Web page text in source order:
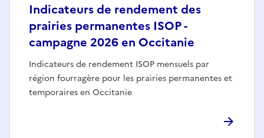
Indicateurs de rendement des
prairies permanentes ISOP -
campagne 2026 en Occitanie
Indicateurs de rendement ISOP mensuels par
région fourragère pour les prairies permanentes et
temporaires en Occitanie